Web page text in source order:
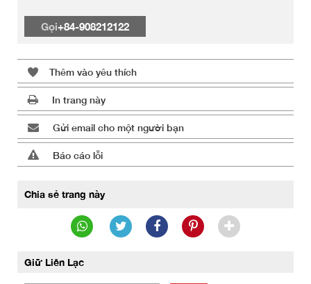
Gọi+84-908212122
Thêm vào yêu thích
In trang này
Gửi email cho một người bạn
Báo cáo lỗi
Chia sẻ trang này
Giữ Liên Lạc